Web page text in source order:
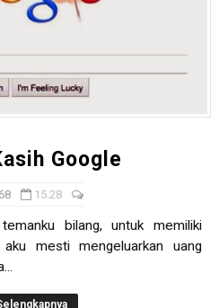
Google
15.28
bilang, untuk memiliki
mesti mengeluarkan uang